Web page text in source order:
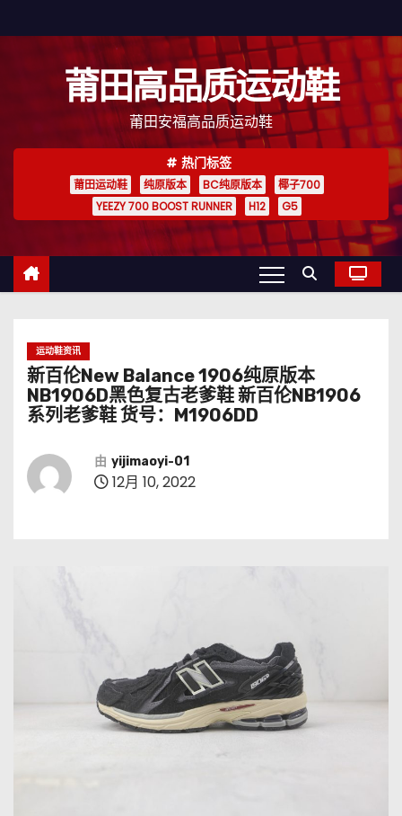
至
莆田高品质运动鞋
莆田安福高品质运动鞋
热门标签
莆田运动鞋 纯原版本 BC纯原版本
椰子700
YEEZY 700 BOOST RUNNER
H12 G5
运动鞋资讯
新百伦New Balance 1906纯原版本
NB1906D黑色复古老爹鞋 新百伦NB1906
系列老爹鞋 货号：M1906DD
由 yijimaoyi-01
12月 10, 2022